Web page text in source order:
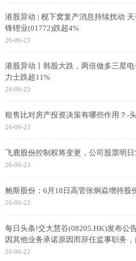
港股异动 | 枧下窝复产消息持续扰动
锋锂业(01772)跌超4%
26-06-23
港股异动丨韩股大跌，两倍做多三星
力士跌超11%
26-06-23
租售比对房产投资决策有哪些作用？-
26-06-23
飞鹿股份控制权将变更，公司股票明日
26-06-23
鲍斯股份：6月18日高管张炯焱增持股
26-06-22
每日头条!交大慧谷(08205.HK)发布公
因其他业务承诺原因而辞任监事职务
26-06-22